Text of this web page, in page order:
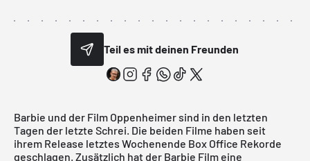
Teil es mit deinen Freunden
Barbie und der Film Oppenheimer sind in den letzten
Tagen der letzte Schrei. Die beiden Filme haben seit
ihrem Release letztes Wochenende Box Office Rekorde
geschlagen. Zusätzlich hat der Barbie Film eine